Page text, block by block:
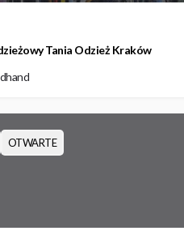
Tania Odzież Kraków
OTWARTE